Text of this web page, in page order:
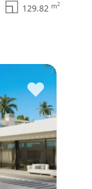
129.82 m2
♥